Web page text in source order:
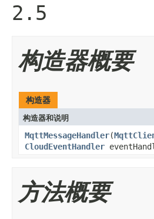
2.5
构造器概要
构造器
构造器和说明
MqttMessageHandler(
CloudEventHandler
方法概要